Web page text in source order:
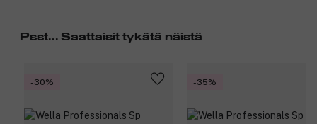
Psst... Saattaisit tykätä näistä
-30% -35%